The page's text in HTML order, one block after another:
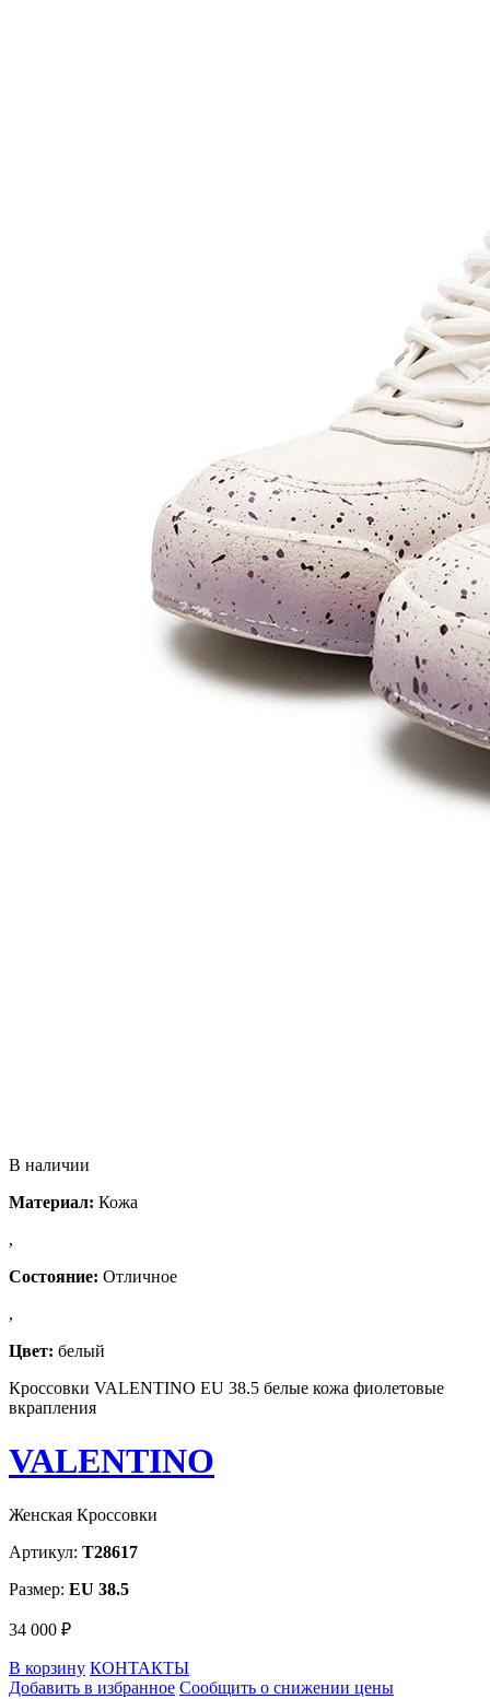
В наличии
Материал: Кожа
,
Состояние: Отличное
,
Цвет: белый
Кроссовки VALENTINO EU 38.5 белые кожа фиолетовые
вкрапления
VALENTINO
Женская Кроссовки
Артикул: T28617
Размер: EU 38.5
34 000 ₽
В корзину КОНТАКТЫ
Добавить в избранное Сообщить о снижении цены